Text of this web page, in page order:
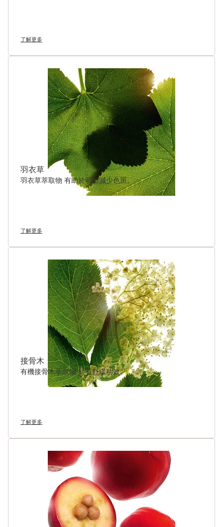
了解更多
羽衣草
羽衣草萃取物 有助於明顯減少色斑。
了解更多
接骨木
有機接骨木萃取物 具有舒緩功效。
了解更多